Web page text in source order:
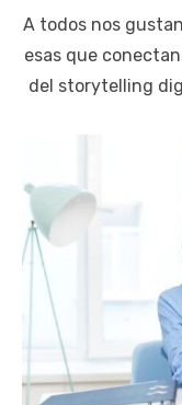
A todos nos
esas que
del storytelling